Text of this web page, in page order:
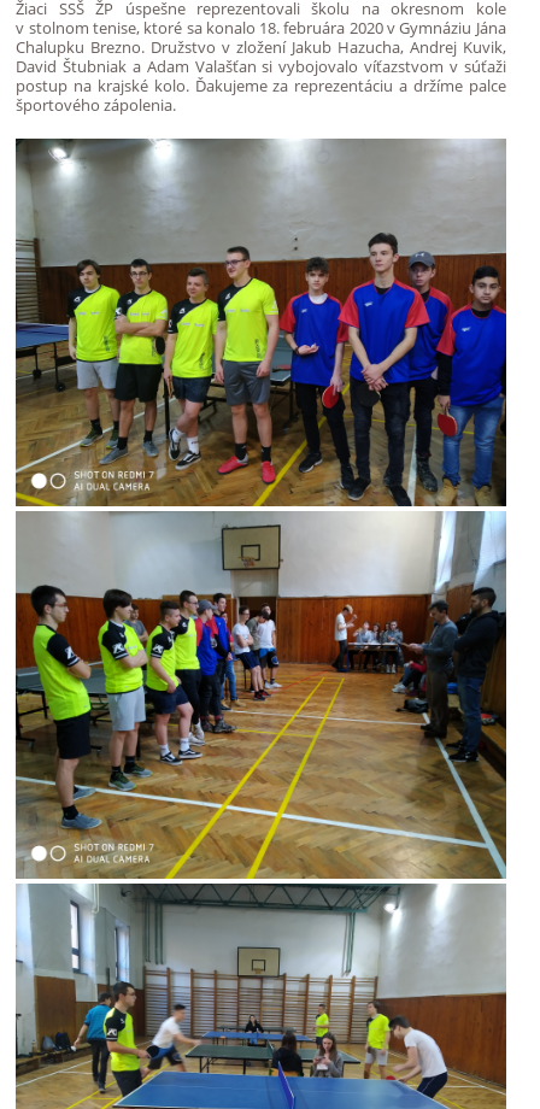
Žiaci SSŠ ŽP úspešne reprezentovali školu na okresnom kole
v stolnom tenise, ktoré sa konalo 18. februára 2020 v Gymnáziu Jána
Chalupku Brezno. Družstvo v zložení Jakub Hazucha, Andrej Kuvik,
David Štubniak a Adam Valašťan si vybojovalo víťazstvom v súťaži
postup na krajské kolo. Ďakujeme za reprezentáciu a držíme palce
športového zápolenia.